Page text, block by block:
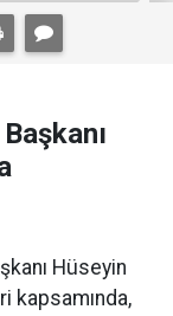
Hüseyin
kapsamında,